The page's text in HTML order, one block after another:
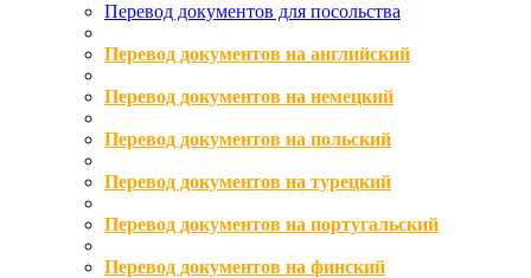
Перевод документов для посольства
Перевод документов на английский
Перевод документов на немецкий
Перевод документов на польский
Перевод документов на турецкий
Перевод документов на португальский
Перевод документов на финский